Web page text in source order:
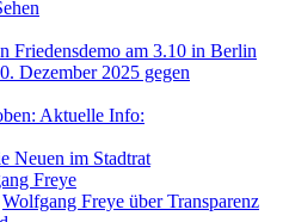
Friedensdemo am 3.10 in Berlin
Dezember 2025 gegen
Aktuelle Info:
Neuen im Stadtrat
Freye
Wolfgang Freye über Transparenz